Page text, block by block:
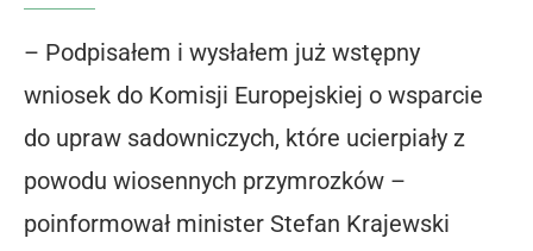
– Podpisałem i wysłałem już wstępny
wniosek do Komisji Europejskiej o wsparcie
do upraw sadowniczych, które ucierpiały z
powodu wiosennych przymrozków –
poinformował minister Stefan Krajewski